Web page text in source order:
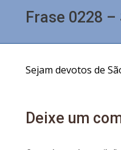
Frase 0228
Sejam devotos de
Deixe um